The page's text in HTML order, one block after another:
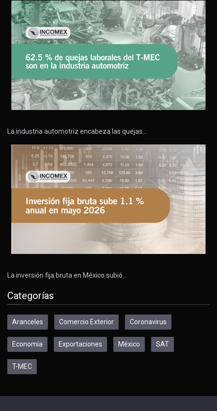
La industria automotriz encabeza las quejas…
La inversión fija bruta en México subió…
Categorías
Aranceles Comercio Exterior Coronavirus
Economía Exportaciones México SAT
T-MEC